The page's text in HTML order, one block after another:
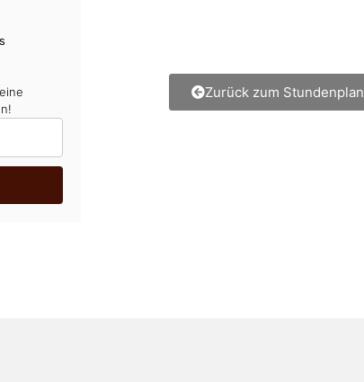
Zurück zum Stundenplan